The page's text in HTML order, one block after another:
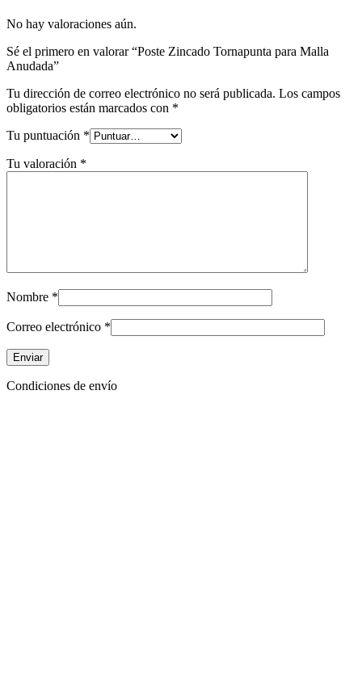
No hay valoraciones aún.
Sé el primero en valorar “Poste Zincado Tornapunta para Malla
Anudada”
Tu dirección de correo electrónico no será publicada. Los campos
obligatorios están marcados con *
Tu puntuación *
Tu valoración *
Nombre *
Correo electrónico *
Condiciones de envío